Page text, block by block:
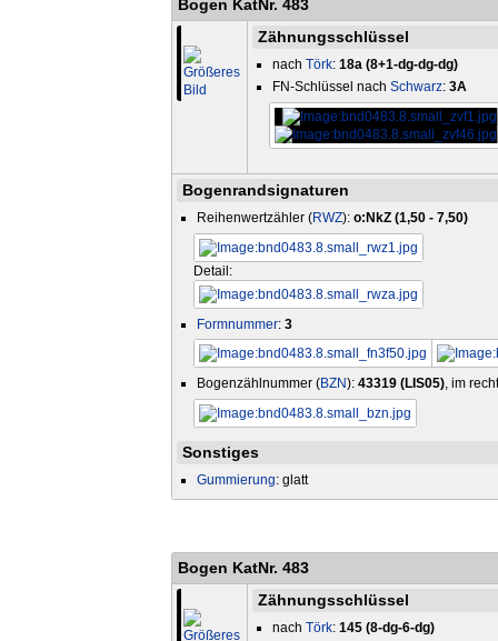
Bogen KatNr. 483
Zähnungsschlüssel
nach Törk: 18a (8+1-dg-dg-dg)
FN-Schlüssel nach Schwarz: 3A
Bogenrandsignaturen
Reihenwertzähler (RWZ): o:NkZ (1,50 - 7,50)
Detail:
Formnummer: 3
Bogenzählnummer (BZN): 43319 (LIS05), im
Sonstiges
Gummierung: glatt
Bogen KatNr. 483
Zähnungsschlüssel
nach Törk: 145 (8-dg-6-dg)